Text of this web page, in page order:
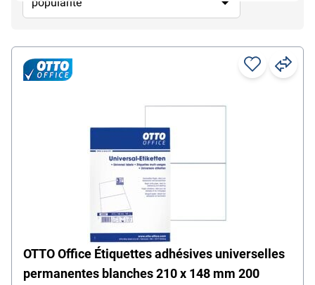
OTTO Office Étiquettes adhésives universelles
permanentes blanches 210 x 148 mm 200